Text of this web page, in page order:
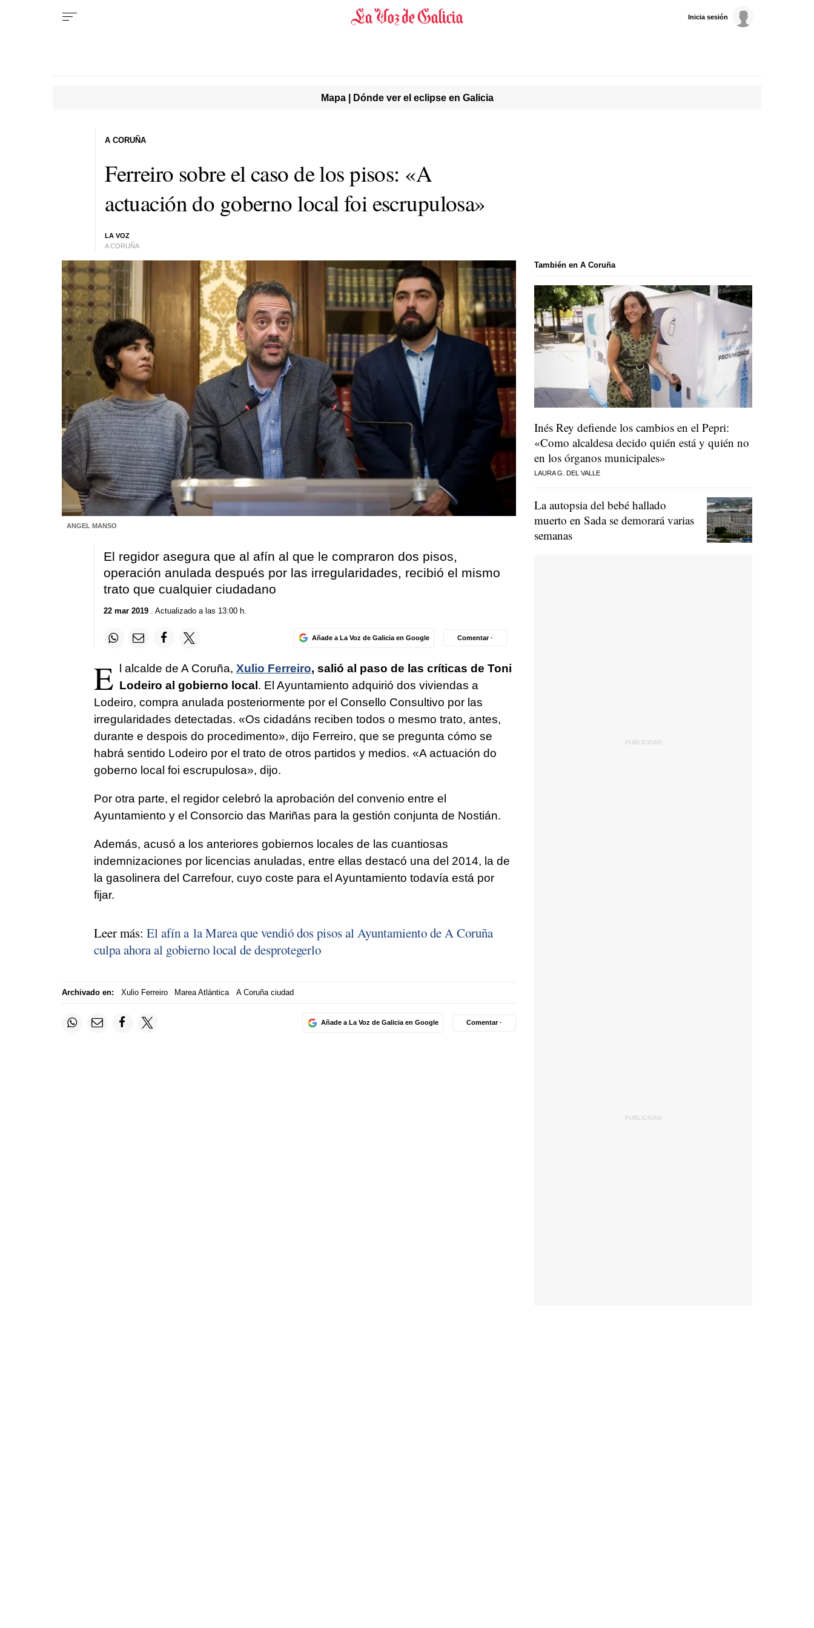
Inicia sesión
Mapa | Dónde ver el eclipse en Galicia
Ferreiro sobre el caso de los pisos: «A
actuación do goberno local foi escrupulosa»
LA VOZ
A CORUÑA
A CORUÑA
ANGEL MANSO
El regidor asegura que al afín al que le compraron dos pisos,
operación anulada después por las irregularidades, recibió el mismo
trato que cualquier ciudadano
22 mar 2019. Actualizado a las 13:00 h.
Añade a La Voz de Galicia en Google Comentar ·
E l alcalde de A Coruña, Xulio Ferreiro, salió al paso de las críticas de Toni
Lodeiro al gobierno local. El Ayuntamiento adquirió dos viviendas a
Lodeiro, compra anulada posteriormente por el Consello Consultivo por las
irregularidades detectadas. «Os cidadáns reciben todos o mesmo trato, antes,
durante e despois do procedimento», dijo Ferreiro, que se pregunta cómo se
habrá sentido Lodeiro por el trato de otros partidos y medios. «A actuación do
goberno local foi escrupulosa», dijo.
Por otra parte, el regidor celebró la aprobación del convenio entre el
Ayuntamiento y el Consorcio das Mariñas para la gestión conjunta de Nostián.
Además, acusó a los anteriores gobiernos locales de las cuantiosas
indemnizaciones por licencias anuladas, entre ellas destacó una del 2014, la de
la gasolinera del Carrefour, cuyo coste para el Ayuntamiento todavía está por
fijar.
Leer más: El afín a la Marea que vendió dos pisos al Ayuntamiento de A Coruña
culpa ahora al gobierno local de desprotegerlo
Archivado en: Xulio Ferreiro Marea Atlántica A Coruña ciudad
Añade a La Voz de Galicia en Google Comentar ·
También en A Coruña
Inés Rey defiende los cambios en el Pepri:
«Como alcaldesa decido quién está y quién no
en los órganos municipales»
LAURA G. DEL VALLE
La autopsia del bebé hallado
muerto en Sada se demorará varias
semanas